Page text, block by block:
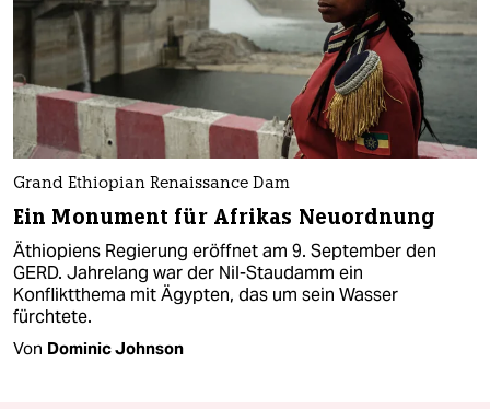
Grand Ethiopian Renaissance Dam
Ein Monument für Afrikas Neuordnung
Äthiopiens Regierung eröffnet am 9. September den
GERD. Jahrelang war der Nil-Staudamm ein
Konfliktthema mit Ägypten, das um sein Wasser
fürchtete.
Von Dominic Johnson